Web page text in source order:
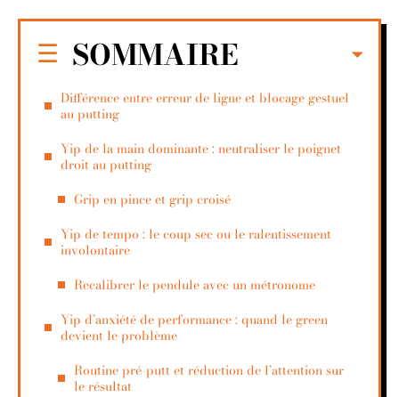
SOMMAIRE
Différence entre erreur de ligne et blocage gestuel
au putting
Yip de la main dominante : neutraliser le poignet
droit au putting
Grip en pince et grip croisé
Yip de tempo : le coup sec ou le ralentissement
involontaire
Recalibrer le pendule avec un métronome
Yip d’anxiété de performance : quand le green
devient le problème
Routine pré-putt et réduction de l’attention sur
le résultat